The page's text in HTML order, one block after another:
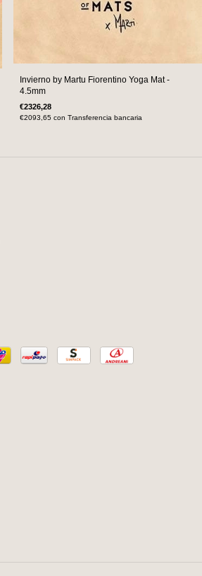
Invierno by Martu Fiorentino Yoga Mat -
4.5mm
€2326,28
€2093,65con Transferencia bancaria